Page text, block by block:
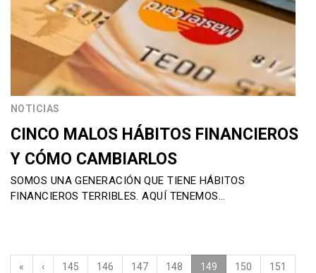
NOTICIAS
CINCO MALOS HÁBITOS FINANCIEROS
Y CÓMO CAMBIARLOS
SOMOS UNA GENERACIÓN QUE TIENE HÁBITOS
FINANCIEROS TERRIBLES. AQUÍ TENEMOS…
« ‹ 145 146 147 148 149 (current)
150 151